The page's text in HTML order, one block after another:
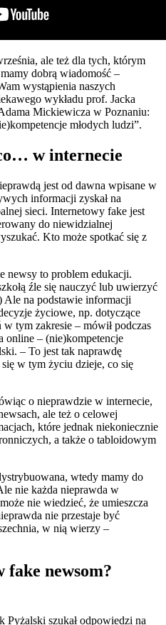
ale też dla tych, którym
dobrą wiadomość –
wystąpienia naszych
wykładu prof. Jacka
Mickiewicza w Poznaniu:
młodych ludzi”.
w internecie
jest od dawna wpisane w
informacji zyskał na
sieci. Internetowy fake jest
do niewidzialnej
Kto może spotkać się z
newsy to problem edukacji.
źle się nauczyć lub uwierzyć
na podstawie informacji
życiowe, np. dotyczące
w tym zakresie – mówił podczas
online – (nie)kompetencje
– To jest tak naprawdę
w tym życiu dzieje, co się
o nieprawdzie w internecie,
ale też o celowej
które jednak niekoniecznie
a także o tabloidowym
wtedy mamy do
nie każda nieprawda w
nie wiedzieć, że umieszcza
nie przestaje być
w nią wierzy –
fake newsom?
szukał odpowiedzi na